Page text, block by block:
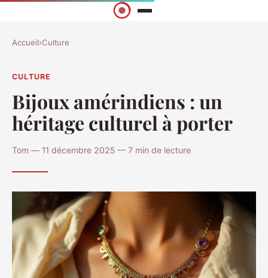
Accueil›Culture
CULTURE
Bijoux amérindiens : un
héritage culturel à porter
Tom — 11 décembre 2025 — 7 min de lecture